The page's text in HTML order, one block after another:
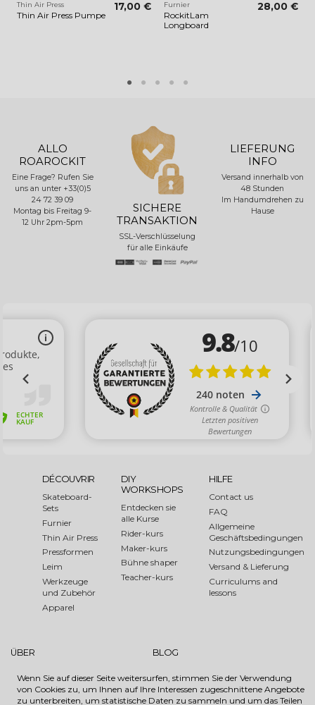
Thin Air Press
Thin Air Press Pumpe
17,00 € Furnier
RockitLam
Longboard
28,00 €
ALLO
ROAROCKIT
Eine Frage? Rufen Sie
uns an unter +33(0)5
24 72 39 09
Montag bis Freitag 9-
12 Uhr 2pm-5pm
SICHERE
TRANSAKTION
SSL-Verschlüsselung
für alle Einkäufe
LIEFERUNG
INFO
Versand innerhalb von
48 Stunden
Im Handumdrehen zu
Hause
DÉCOUVRIR
Skateboard-
Sets
Furnier
Thin Air Press
Pressformen
Leim
Werkzeuge
und Zubehör
Apparel
DIY
WORKSHOPS
Entdecken sie
alle Kurse
Rider-kurs
Maker-kurs
Bühne shaper
Teacher-kurs
HILFE
Contact us
FAQ
Allgemeine
Geschäftsbedingungen
Nutzungsbedingungen
Versand & Lieferung
Curriculums and
lessons
ÜBER
Medien
Links
BLOG
Evénements
How to
Wenn Sie auf dieser Seite weitersurfen, stimmen Sie der Verwendung
von Cookies zu, um Ihnen auf Ihre Interessen zugeschnittene Angebote
zu unterbreiten, um statistische Daten zu sammeln und um das Teilen